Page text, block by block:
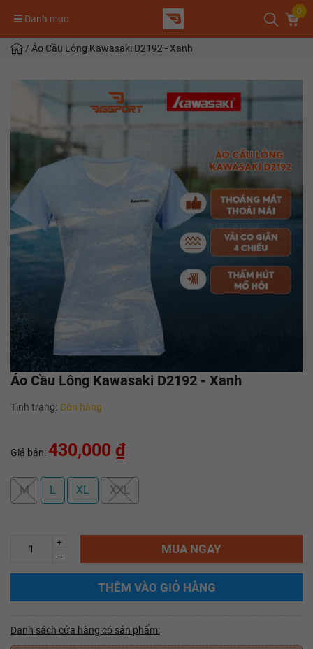
Danh mục
0
/ Áo Cầu Lông Kawasaki D2192 - Xanh
Áo Cầu Lông Kawasaki D2192 - Xanh
Tình trạng: Còn hàng
Giá bán:430,000 ₫
M L XL XXL
+
–
MUA NGAY
THÊM VÀO GIỎ HÀNG
Danh sách cửa hàng có sản phẩm: